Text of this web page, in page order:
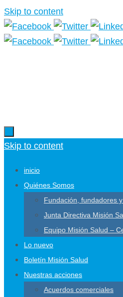
Skip to content
Skip to content
inicio
Quiénes Somos
Fundación, fundadores
Junta Directiva Misión
Equipo Misión Salud –
Lo nuevo
Boletín Misión Salud
Nuestras acciones
Acuerdos comerciales
Más información.